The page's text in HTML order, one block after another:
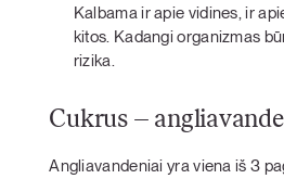
Kalbama ir apie vidines, ir
kitos. Kadangi organizmas
rizika.
Cukrus –
Angliavandeniai yra viena iš 3